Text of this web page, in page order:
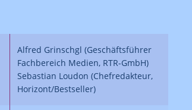
Alfred Grinschgl (Geschäftsführer
Fachbereich Medien, RTR-GmbH)
Sebastian Loudon (Chefredakteur,
Horizont/Bestseller)